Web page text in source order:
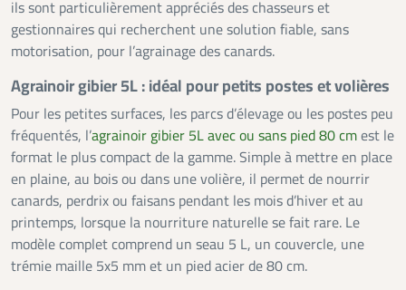
ils sont particulièrement appréciés des chasseurs et
gestionnaires qui recherchent une solution fiable, sans
motorisation, pour l’agrainage des canards.
Agrainoir gibier 5L : idéal pour petits postes et volières
Pour les petites surfaces, les parcs d’élevage ou les postes peu
fréquentés, l’agrainoir gibier 5L avec ou sans pied 80 cmest le
format le plus compact de la gamme. Simple à mettre en place
en plaine, au bois ou dans une volière, il permet de nourrir
canards, perdrix ou faisans pendant les mois d’hiver et au
printemps, lorsque la nourriture naturelle se fait rare. Le
modèle complet comprend un seau 5 L, un couvercle, une
trémie maille 5x5 mm et un pied acier de 80 cm.